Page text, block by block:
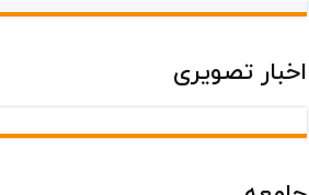
اخبار تصویری